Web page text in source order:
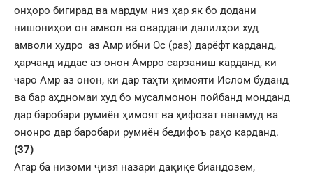
онҳоро бигирад ва мардум низ ҳар як бо додани
нишониҳои он амвол ва овардани далилҳои худ
амволи худро аз Амр ибни Ос (раз) дарёфт карданд,
ҳарчанд иддае аз онон Амрро сарзаниш карданд, ки
чаро Амр аз онон, ки дар таҳти ҳимояти Ислом буданд
ва бар аҳдномаи худ бо мусалмонон пойбанд монданд
дар баробари румиён ҳимоят ва ҳифозат нанамуд ва
ононро дар баробари румиён бедифоъ раҳо карданд.
(37)
Агар ба низоми ҷизя назари дақиқе биандозем,